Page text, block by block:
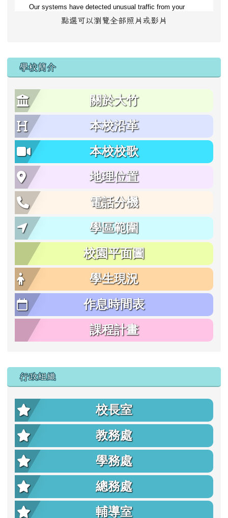
點選可以瀏覽全部照片或影片
學校簡介
關於大竹
本校沿革
本校校歌
地理位置
電話分機
學區範圍
校園平面圖
學生現況
作息時間表
課程計畫
行政組織
校長室
教務處
學務處
總務處
輔導室